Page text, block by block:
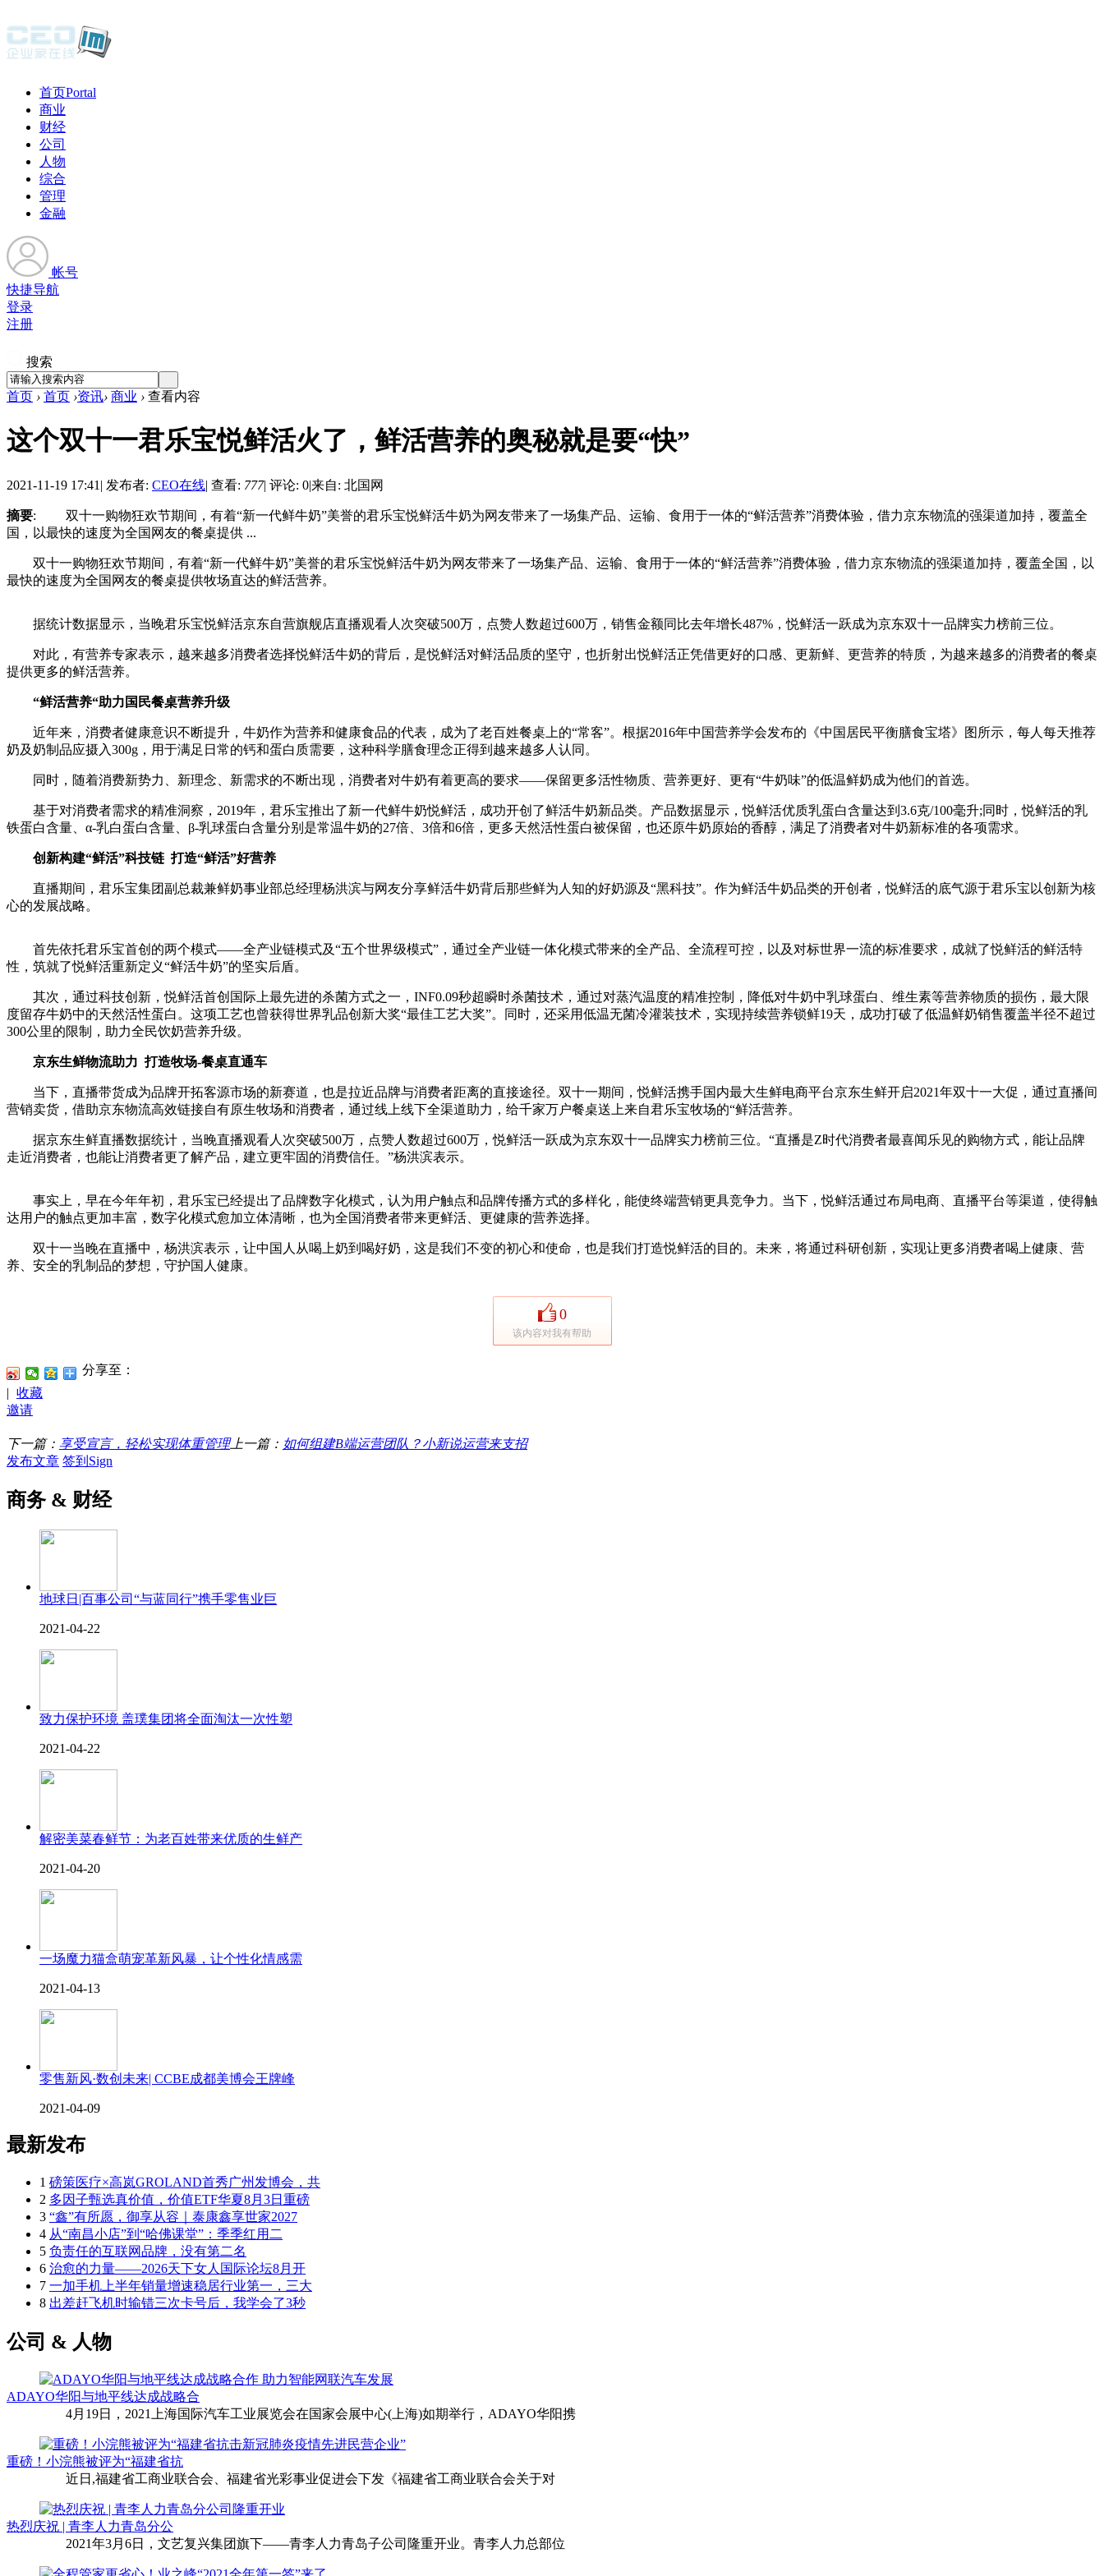
首页Portal
商业
财经
公司
人物
综合
管理
金融
帐号
快捷导航
登录
注册
搜索
首页 › 首页 ›资讯› 商业 › 查看内容
这个双十一君乐宝悦鲜活火了，鲜活营养的奥秘就是要“快”
2021-11-19 17:41 | 发布者: CEO在线| 查看: 777| 评论: 0|来自: 北国网
摘要: 双十一购物狂欢节期间，有着“新一代鲜牛奶”美誉的君乐宝悦鲜活牛奶为网友带来了一场集产品、运输、食用于一体的“鲜活营养”消费体验，借力京东物流的强渠道加持，覆盖全
国，以最快的速度为全国网友的餐桌提供 ...
双十一购物狂欢节期间，有着“新一代鲜牛奶”美誉的君乐宝悦鲜活牛奶为网友带来了一场集产品、运输、食用于一体的“鲜活营养”消费体验，借力京东物流的强渠道加持，覆盖全国，以
最快的速度为全国网友的餐桌提供牧场直达的鲜活营养。
据统计数据显示，当晚君乐宝悦鲜活京东自营旗舰店直播观看人次突破500万，点赞人数超过600万，销售金额同比去年增长487%，悦鲜活一跃成为京东双十一品牌实力榜前三位。
对此，有营养专家表示，越来越多消费者选择悦鲜活牛奶的背后，是悦鲜活对鲜活品质的坚守，也折射出悦鲜活正凭借更好的口感、更新鲜、更营养的特质，为越来越多的消费者的餐桌
提供更多的鲜活营养。
“鲜活营养“助力国民餐桌营养升级
近年来，消费者健康意识不断提升，牛奶作为营养和健康食品的代表，成为了老百姓餐桌上的“常客”。根据2016年中国营养学会发布的《中国居民平衡膳食宝塔》图所示，每人每天推荐
奶及奶制品应摄入300g，用于满足日常的钙和蛋白质需要，这种科学膳食理念正得到越来越多人认同。
同时，随着消费新势力、新理念、新需求的不断出现，消费者对牛奶有着更高的要求——保留更多活性物质、营养更好、更有“牛奶味”的低温鲜奶成为他们的首选。
基于对消费者需求的精准洞察，2019年，君乐宝推出了新一代鲜牛奶悦鲜活，成功开创了鲜活牛奶新品类。产品数据显示，悦鲜活优质乳蛋白含量达到3.6克/100毫升;同时，悦鲜活的乳
铁蛋白含量、α-乳白蛋白含量、β-乳球蛋白含量分别是常温牛奶的27倍、3倍和6倍，更多天然活性蛋白被保留，也还原牛奶原始的香醇，满足了消费者对牛奶新标准的各项需求。
创新构建“鲜活”科技链 打造“鲜活”好营养
直播期间，君乐宝集团副总裁兼鲜奶事业部总经理杨洪滨与网友分享鲜活牛奶背后那些鲜为人知的好奶源及“黑科技”。作为鲜活牛奶品类的开创者，悦鲜活的底气源于君乐宝以创新为核
心的发展战略。
首先依托君乐宝首创的两个模式——全产业链模式及“五个世界级模式”，通过全产业链一体化模式带来的全产品、全流程可控，以及对标世界一流的标准要求，成就了悦鲜活的鲜活特
性，筑就了悦鲜活重新定义“鲜活牛奶”的坚实后盾。
其次，通过科技创新，悦鲜活首创国际上最先进的杀菌方式之一，INF0.09秒超瞬时杀菌技术，通过对蒸汽温度的精准控制，降低对牛奶中乳球蛋白、维生素等营养物质的损伤，最大限
度留存牛奶中的天然活性蛋白。这项工艺也曾获得世界乳品创新大奖“最佳工艺大奖”。同时，还采用低温无菌冷灌装技术，实现持续营养锁鲜19天，成功打破了低温鲜奶销售覆盖半径不超过
300公里的限制，助力全民饮奶营养升级。
京东生鲜物流助力 打造牧场-餐桌直通车
当下，直播带货成为品牌开拓客源市场的新赛道，也是拉近品牌与消费者距离的直接途径。双十一期间，悦鲜活携手国内最大生鲜电商平台京东生鲜开启2021年双十一大促，通过直播间
营销卖货，借助京东物流高效链接自有原生牧场和消费者，通过线上线下全渠道助力，给千家万户餐桌送上来自君乐宝牧场的“鲜活营养。
据京东生鲜直播数据统计，当晚直播观看人次突破500万，点赞人数超过600万，悦鲜活一跃成为京东双十一品牌实力榜前三位。“直播是Z时代消费者最喜闻乐见的购物方式，能让品牌
走近消费者，也能让消费者更了解产品，建立更牢固的消费信任。”杨洪滨表示。
事实上，早在今年年初，君乐宝已经提出了品牌数字化模式，认为用户触点和品牌传播方式的多样化，能使终端营销更具竞争力。当下，悦鲜活通过布局电商、直播平台等渠道，使得触
达用户的触点更加丰富，数字化模式愈加立体清晰，也为全国消费者带来更鲜活、更健康的营养选择。
双十一当晚在直播中，杨洪滨表示，让中国人从喝上奶到喝好奶，这是我们不变的初心和使命，也是我们打造悦鲜活的目的。未来，将通过科研创新，实现让更多消费者喝上健康、营
养、安全的乳制品的梦想，守护国人健康。
0
该内容对我有帮助
分享至：
| 收藏
邀请
下一篇： 享受宣言，轻松实现体重管理上一篇： 如何组建B端运营团队？小新说运营来支招
发布文章 签到Sign
商务 & 财经
地球日|百事公司“与蓝同行”携手零售业巨
2021-04-22
致力保护环境 盖璞集团将全面淘汰一次性塑
2021-04-22
解密美菜春鲜节：为老百姓带来优质的生鲜产
2021-04-20
一场魔力猫盒萌宠革新风暴，让个性化情感需
2021-04-13
零售新风·数创未来| CCBE成都美博会王牌峰
2021-04-09
最新发布
1 磅策医疗×高岚GROLAND首秀广州发博会，共
2 多因子甄选真价值，价值ETF华夏8月3日重磅
3 “鑫”有所愿，御享从容｜泰康鑫享世家2027
4 从“南昌小店”到“哈佛课堂”：季季红用二
5 负责任的互联网品牌，没有第二名
6 治愈的力量——2026天下女人国际论坛8月开
7 一加手机上半年销量增速稳居行业第一，三大
8 出差赶飞机时输错三次卡号后，我学会了3秒
公司 & 人物
ADAYO华阳与地平线达成战略合
4月19日，2021上海国际汽车工业展览会在国家会展中心(上海)如期举行，ADAYO华阳携
重磅！小浣熊被评为“福建省抗
近日,福建省工商业联合会、福建省光彩事业促进会下发《福建省工商业联合会关于对
热烈庆祝 | 青李人力青岛分公
2021年3月6日，文艺复兴集团旗下——青李人力青岛子公司隆重开业。青李人力总部位